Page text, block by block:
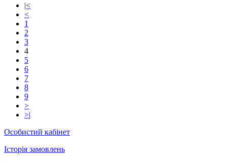
|<
<
1
2
3
4
5
6
7
8
9
>
>|
Особистий кабінет
Історія замовлень